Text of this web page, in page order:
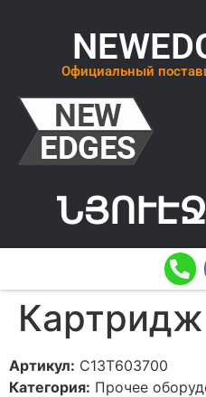
Официальный
Артикул: C13T603700
Категория: Прочее